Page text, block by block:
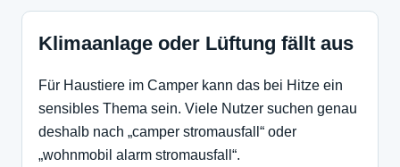
Klimaanlage oder Lüftung fällt aus
Für Haustiere im Camper kann das bei Hitze ein
sensibles Thema sein. Viele Nutzer suchen genau
deshalb nach „camper stromausfall“ oder
„wohnmobil alarm stromausfall“.